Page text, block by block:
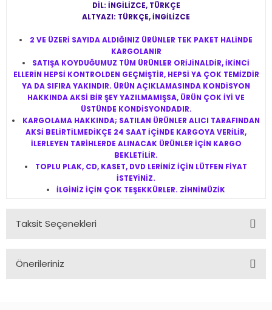
DİL: İNGİLİZCE, TÜRKÇE
ALTYAZI: TÜRKÇE, İNGİLİZCE
2 VE ÜZERİ SAYIDA ALDIĞINIZ ÜRÜNLER TEK PAKET HALİNDE
KARGOLANIR
SATIŞA KOYDUĞUMUZ TÜM ÜRÜNLER ORİJİNALDİR, İKİNCİ
ELLERİN HEPSİ KONTROLDEN GEÇMİŞTİR, HEPSİ YA ÇOK TEMİZDİR
YA DA SIFIRA YAKINDIR. ÜRÜN AÇIKLAMASINDA KONDİSYON
HAKKINDA AKSİ BİR ŞEY YAZILMAMIŞSA, ÜRÜN ÇOK İYİ VE
ÜSTÜNDE KONDİSYONDADIR.
KARGOLAMA HAKKINDA; SATILAN ÜRÜNLER ALICI TARAFINDAN
AKSİ BELİRTİLMEDİKÇE 24 SAAT İÇİNDE KARGOYA VERİLİR,
İLERLEYEN TARİHLERDE ALINACAK ÜRÜNLER İÇİN KARGO
BEKLETİLİR.
TOPLU PLAK, CD, KASET, DVD LERİNİZ İÇİN LÜTFEN FİYAT
İSTEYİNİZ.
İLGİNİZ İÇİN ÇOK TEŞEKKÜRLER. ZİHNİMÜZİK
Taksit Seçenekleri
Önerileriniz